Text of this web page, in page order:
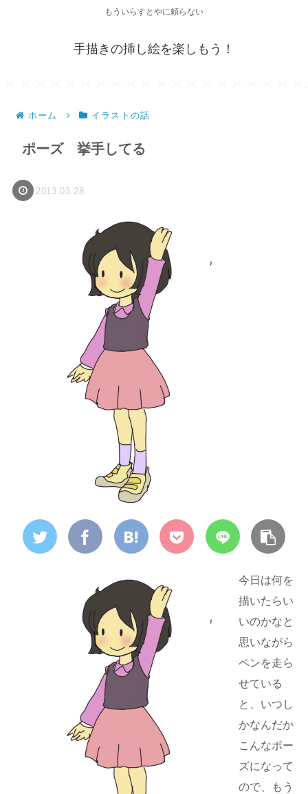
もういらすとやに頼らない
手描きの挿し絵を楽しもう！
ホーム イラストの話
ポーズ 挙手してる
2013.03.28
今日は何を
描いたらい
いのかなと
思いながら
ペンを走ら
せている
と、いつし
かなんだか
こんなポー
ズになって
ので、もう